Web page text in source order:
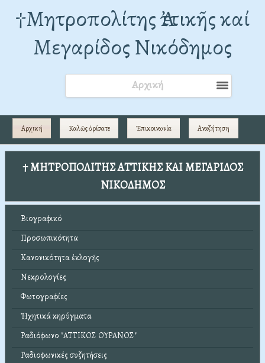
†Mητροπολίτης Ἀττικῆς καί
Μεγαρίδος Νικόδημος
Αρχική
Αρχική Καλῶς ὁρίσατε Ἐπικοινωνία Αναζήτηση
† ΜΗΤΡΟΠΟΛΙΤΗΣ ΑΤΤΙΚΗΣ ΚΑΙ ΜΕΓΑΡΙΔΟΣ
ΝΙΚΟΔΗΜΟΣ
Βιογραφικό
Προσωπικότητα
Κανονικότητα ἐκλογῆς
Νεκρολογίες
Φωτογραφίες
Ἠχητικά κηρύγματα
Ραδιόφωνο "ΑΤΤΙΚΟΣ ΟΥΡΑΝΟΣ"
Ραδιοφωνικές συζητήσεις